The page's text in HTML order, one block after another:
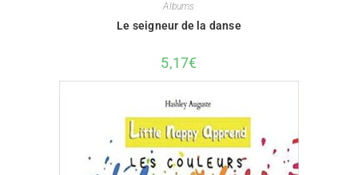
Albums
Le seigneur de la danse
5,17€